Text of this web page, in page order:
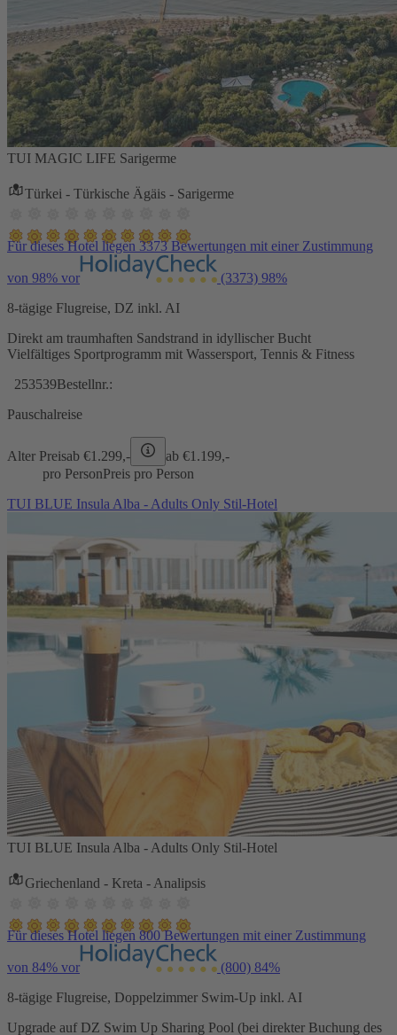
TUI MAGIC LIFE Sarigerme
Türkei - Türkische Ägäis - Sarigerme
Für dieses Hotel liegen 3373 Bewertungen mit einer Zustimmung
von 98% vor (3373) 98%
8-tägige Flugreise, DZ inkl. AI
Direkt am traumhaften Sandstrand in idyllischer Bucht
Vielfältiges Sportprogramm mit Wassersport, Tennis & Fitness
253539Bestellnr.:
Pauschalreise
Alter Preisab €1.299,- ab €1.199,-
pro PersonPreis pro Person
TUI BLUE Insula Alba - Adults Only Stil-Hotel
TUI BLUE Insula Alba - Adults Only Stil-Hotel
Griechenland - Kreta - Analipsis
Für dieses Hotel liegen 800 Bewertungen mit einer Zustimmung
von 84% vor (800) 84%
8-tägige Flugreise, Doppelzimmer Swim-Up inkl. AI
Upgrade auf DZ Swim Up Sharing Pool (bei direkter Buchung des